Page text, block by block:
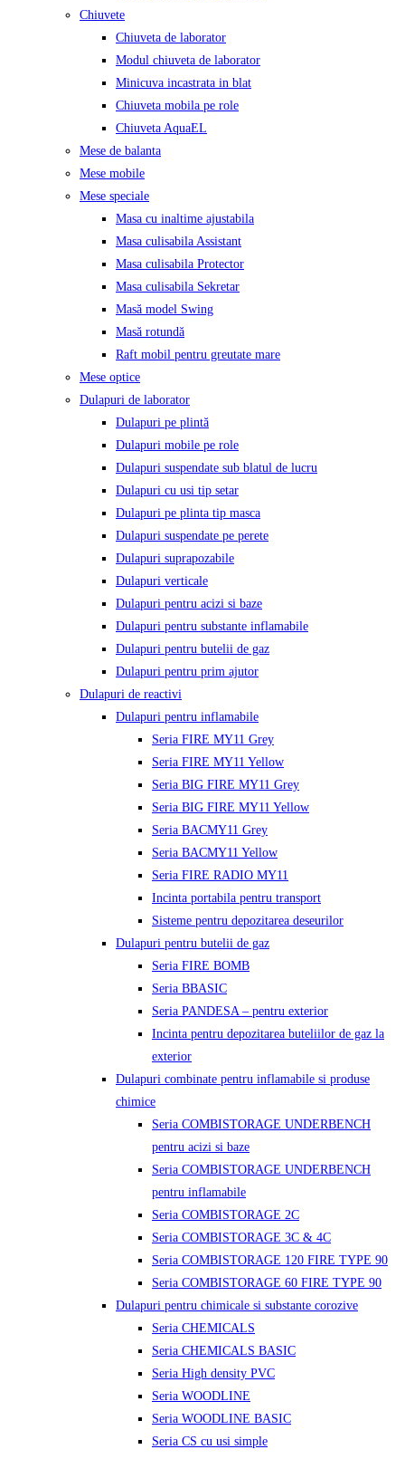
Chiuvete
Chiuveta de laborator
Modul chiuveta de laborator
Minicuva incastrata in blat
Chiuveta mobila pe role
Chiuveta AquaEL
Mese de balanta
Mese mobile
Mese speciale
Masa cu inaltime ajustabila
Masa culisabila Assistant
Masa culisabila Protector
Masa culisabila Sekretar
Masă model Swing
Masă rotundă
Raft mobil pentru greutate mare
Mese optice
Dulapuri de laborator
Dulapuri pe plintă
Dulapuri mobile pe role
Dulapuri suspendate sub blatul de lucru
Dulapuri cu usi tip setar
Dulapuri pe plinta tip masca
Dulapuri suspendate pe perete
Dulapuri suprapozabile
Dulapuri verticale
Dulapuri pentru acizi si baze
Dulapuri pentru substante inflamabile
Dulapuri pentru butelii de gaz
Dulapuri pentru prim ajutor
Dulapuri de reactivi
Dulapuri pentru inflamabile
Seria FIRE MY11 Grey
Seria FIRE MY11 Yellow
Seria BIG FIRE MY11 Grey
Seria BIG FIRE MY11 Yellow
Seria BACMY11 Grey
Seria BACMY11 Yellow
Seria FIRE RADIO MY11
Incinta portabila pentru transport
Sisteme pentru depozitarea deseurilor
Dulapuri pentru butelii de gaz
Seria FIRE BOMB
Seria BBASIC
Seria PANDESA – pentru exterior
Incinta pentru depozitarea buteliilor de gaz la
exterior
Dulapuri combinate pentru inflamabile si produse
chimice
Seria COMBISTORAGE UNDERBENCH
pentru acizi si baze
Seria COMBISTORAGE UNDERBENCH
pentru inflamabile
Seria COMBISTORAGE 2C
Seria COMBISTORAGE 3C & 4C
Seria COMBISTORAGE 120 FIRE TYPE 90
Seria COMBISTORAGE 60 FIRE TYPE 90
Dulapuri pentru chimicale si substante corozive
Seria CHEMICALS
Seria CHEMICALS BASIC
Seria High density PVC
Seria WOODLINE
Seria WOODLINE BASIC
Seria CS cu usi simple